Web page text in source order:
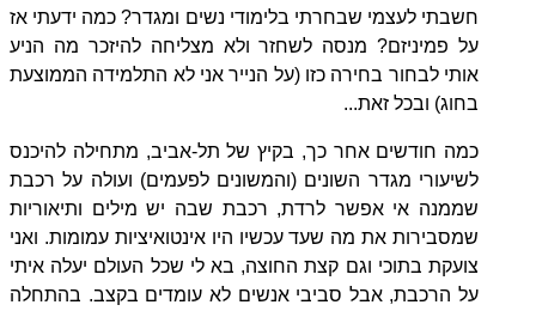
חשבתי לעצמי שבחרתי בלימודי נשים ומגדר? כמה ידעתי אז
על פמיניזם? מנסה לשחזר ולא מצליחה להיזכר מה הניע
אותי לבחור בחירה כזו (על הנייר אני לא התלמידה הממוצעת
בחוג) ובכל זאת...
כמה חודשים אחר כך, בקיץ של תל-אביב, מתחילה להיכנס
לשיעורי מגדר השונים (והמשונים לפעמים) ועולה על רכבת
שממנה אי אפשר לרדת, רכבת שבה יש מילים ותיאוריות
שמסבירות את מה שעד עכשיו היו אינטואיציות עמומות. ואני
צועקת בתוכי וגם קצת החוצה, בא לי שכל העולם יעלה איתי
על הרכבת, אבל סביבי אנשים לא עומדים בקצב. בהתחלה